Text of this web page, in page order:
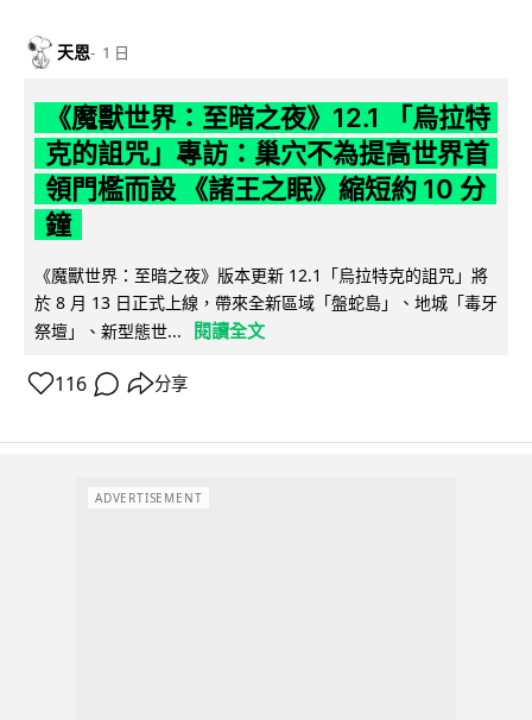
天恩 1 日
《魔獸世界：至暗之夜》12.1 「烏拉特
克的詛咒」專訪：巢穴不為提高世界首
領門檻而設 《諸王之眠》縮短約 10 分
鐘
《魔獸世界：至暗之夜》版本更新 12.1「烏拉特克的詛咒」將
於 8 月 13 日正式上線，帶來全新區域「盤蛇島」、地城「毒牙
祭壇」、新型態世...
閱讀全文
116 分享
ADVERTISEMENT